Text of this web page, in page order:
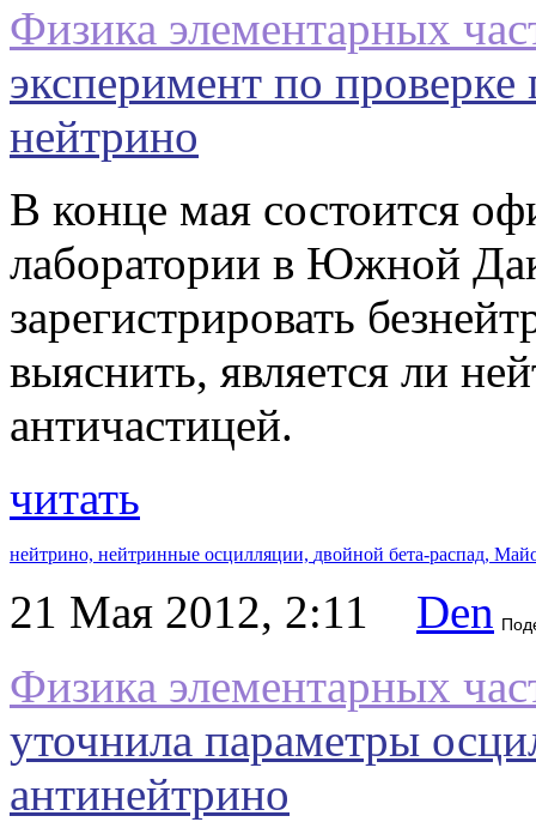
Физика элементарных
эксперимент по
нейтрино
В конце мая состоится
лаборатории в Южной
зарегистрировать
выяснить, является ли
античастицей.
читать
нейтрино, нейтринные осцилляции, двойной бета-распад,
21 Мая 2012, 2:11 Den
Физика элементарных
уточнила параметры
антинейтрино